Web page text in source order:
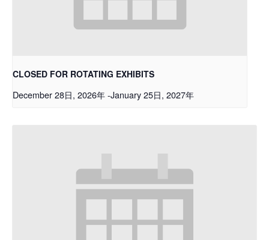
CLOSED FOR ROTATING EXHIBITS
December 28日, 2026年-January 25日, 2027年